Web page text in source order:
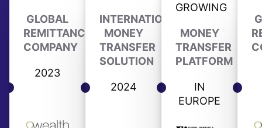
GLOBAL
REMITTANCE
COMPANY
2023
INTERNATIONAL
MONEY
TRANSFER
SOLUTION
2024
GROWING
MONEY
TRANSFER
PLATFORM
IN
EUROPE